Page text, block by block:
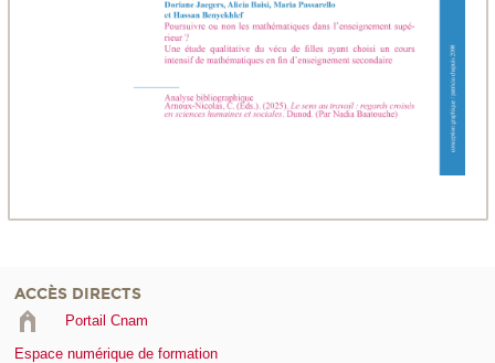
ACCÈS DIRECTS
Portail Cnam
Espace numérique de formation